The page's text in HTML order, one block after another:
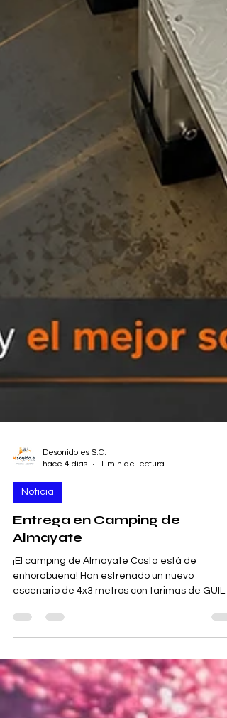
Desonido.es S.C.
hace 4 días
Entrega en Camping de
Almayate
¡El camping de Almayate Costa está de
enhorabuena! Han estrenado un nuevo
TM300. Este nuevo escenario garantiza la
máxima seguridad para todos los eventos que
desonido.es/online-store 🌍 desonido.es 🌍
deescenarios.es 📱 699060364 - 636115788 📧
desonido@desonido.es 🔄Nos compartes?